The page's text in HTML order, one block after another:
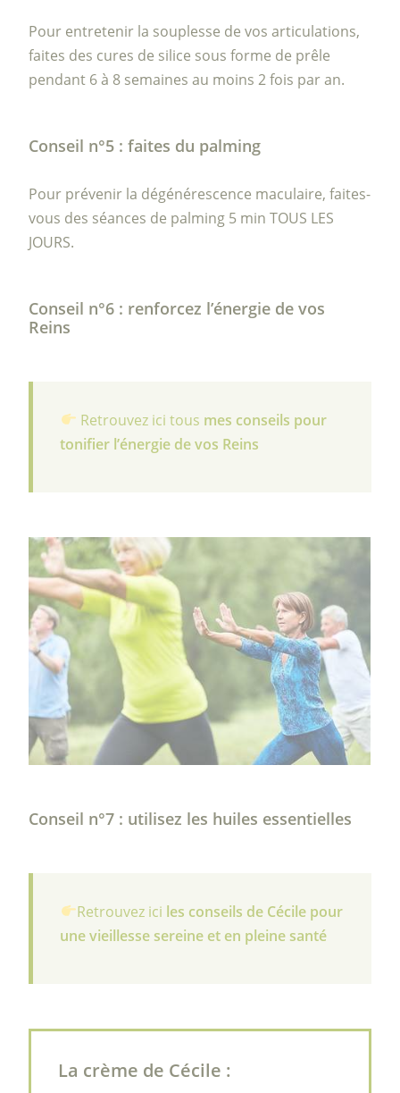
Pour entretenir la souplesse de vos articulations,
faites des cures de silice sous forme de prêle
pendant 6 à 8 semaines au moins 2 fois par an.
Conseil n°5 : faites du palming
Pour prévenir la dégénérescence maculaire, faites-
vous des séances de palming 5 min TOUS LES
JOURS.
Conseil n°6 : renforcez l’énergie de vos
Reins
Retrouvez ici tous mes conseils pour
tonifier l’énergie de vos Reins
Conseil n°7 : utilisez les huiles essentielles
Retrouvez ici les conseils de Cécile pour
une vieillesse sereine et en pleine santé
La crème de Cécile :